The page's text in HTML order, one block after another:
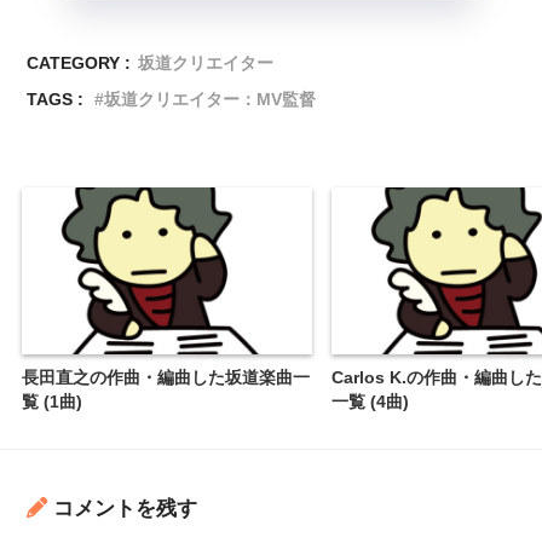
CATEGORY : 坂道クリエイター
TAGS :
坂道クリエイター：MV監督
長田直之の作曲・編曲した坂道楽曲一
覧 (1曲)
Carlos K.の作曲・編曲し
一覧 (4曲)
コメントを残す